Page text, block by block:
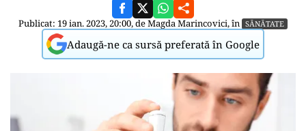
Publicat: 19 ian. 2023, 20:00, deMagda Marincovici, în SĂNĂTATE
Adaugă-ne ca sursă preferată în Google